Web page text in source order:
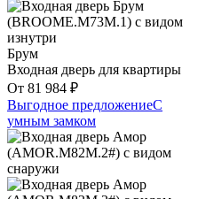
Брум
Входная дверь для квартиры
От 81 984 ₽
Выгодное предложениеС
умным замком